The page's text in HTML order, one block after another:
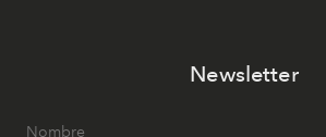
Newsletter